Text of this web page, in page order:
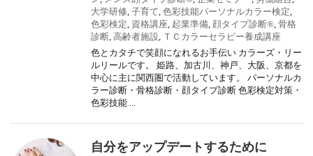
大学研修, 子育て, 色彩技能パーソナルカラー検定,
色彩検定, 資格講座, 起業準備, 顔タイプ診断®, 骨格
診断, 高齢者施設, ＴＣカラーセラピー養成講座
色とカタチで笑顔になれるお手伝い カラーズ・リー
ルリールです。 姫路、加古川、神戸、大阪、京都を
中心に主に関西圏で活動しています。 パーソナルカ
ラー診断・骨格診断・顔タイプ診断 色彩検定対策・
色彩技能 ...
自分をアップデートするために